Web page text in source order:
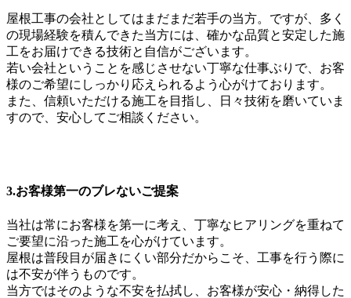
屋根工事の会社としてはまだまだ若手の当方。ですが、多く
の現場経験を積んできた当方には、確かな品質と安定した施
工をお届けできる技術と自信がございます。
若い会社ということを感じさせない丁寧な仕事ぶりで、お客
様のご希望にしっかり応えられるよう心がけております。
また、信頼いただける施工を目指し、日々技術を磨いていま
すので、安心してご相談ください。
3.お客様第一のブレないご提案
当社は常にお客様を第一に考え、丁寧なヒアリングを重ねて
ご要望に沿った施工を心がけています。
屋根は普段目が届きにくい部分だからこそ、工事を行う際に
は不安が伴うものです。
当方ではそのような不安を払拭し、お客様が安心・納得した